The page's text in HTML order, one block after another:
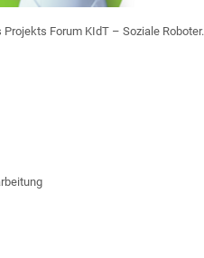
Forum KIdT – Soziale Roboter.